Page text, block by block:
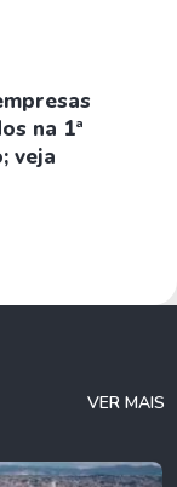
na 1ª
veja
VER MAIS